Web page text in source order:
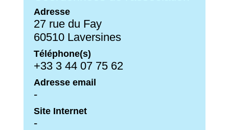
Adresse
27 rue du Fay
60510 Laversines
Téléphone(s)
+33 3 44 07 75 62
Adresse email
-
Site Internet
-